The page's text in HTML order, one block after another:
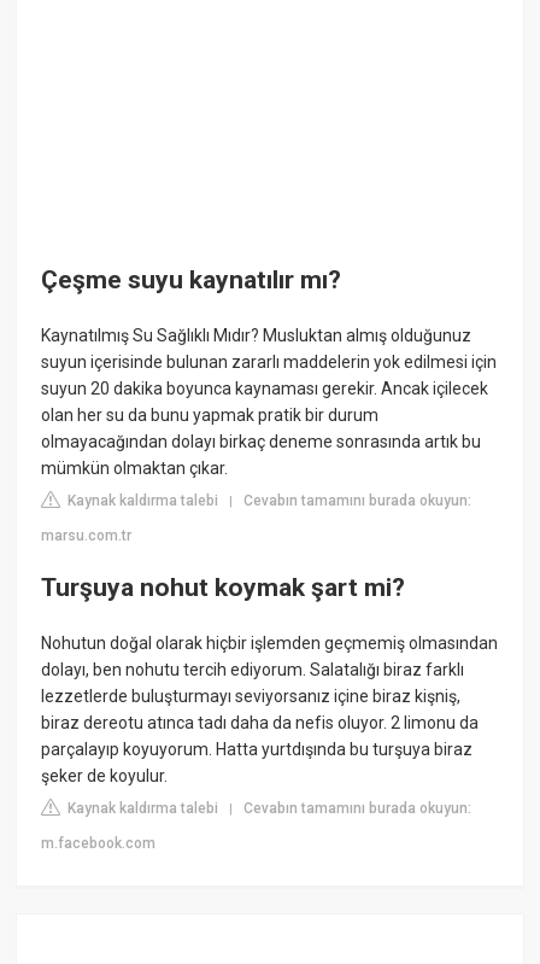
Çeşme suyu kaynatılır mı?
Kaynatılmış Su Sağlıklı Mıdır? Musluktan almış olduğunuz
suyun içerisinde bulunan zararlı maddelerin yok edilmesi için
suyun 20 dakika boyunca kaynaması gerekir. Ancak içilecek
olan her su da bunu yapmak pratik bir durum
olmayacağından dolayı birkaç deneme sonrasında artık bu
mümkün olmaktan çıkar.
Kaynak kaldırma talebi |Cevabın tamamını burada okuyun:
marsu.com.tr
Turşuya nohut koymak şart mi?
Nohutun doğal olarak hiçbir işlemden geçmemiş olmasından
dolayı, ben nohutu tercih ediyorum. Salatalığı biraz farklı
lezzetlerde buluşturmayı seviyorsanız içine biraz kişniş,
biraz dereotu atınca tadı daha da nefis oluyor. 2 limonu da
parçalayıp koyuyorum. Hatta yurtdışında bu turşuya biraz
şeker de koyulur.
Kaynak kaldırma talebi |Cevabın tamamını burada okuyun:
m.facebook.com